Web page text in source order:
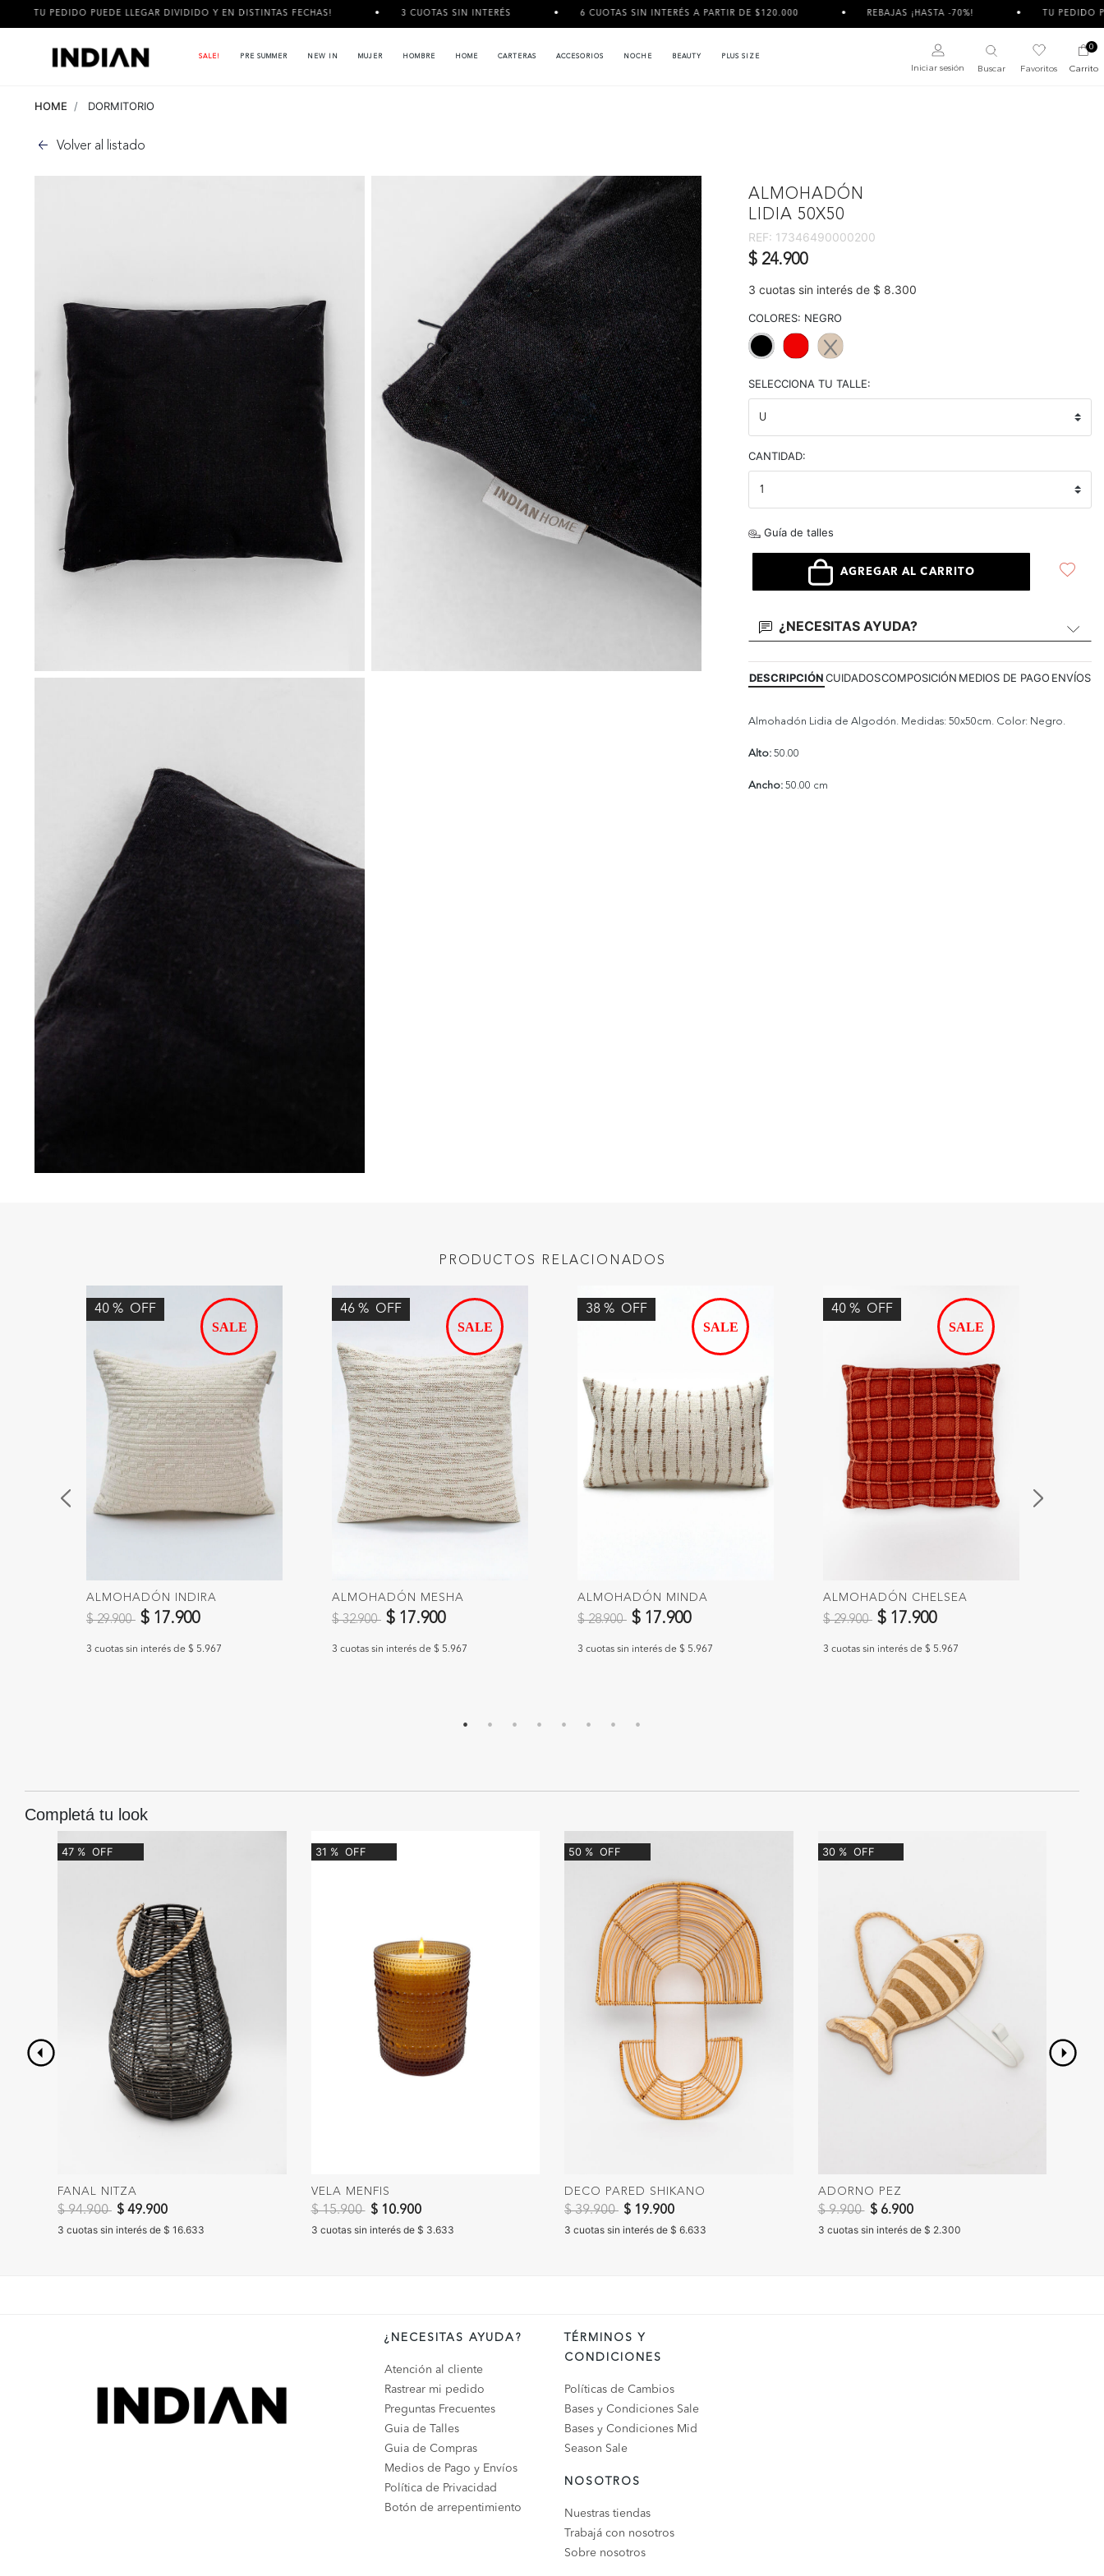
PUEDE LLEGAR DIVIDIDO Y EN DISTINTAS FECHAS! 3 CUOTAS SIN INTERÉS 6 CUOTAS SIN INTERÉS A PARTIR DE $120.000 REBAJAS ¡HASTA -70%! TU PEDIDO PUEDE LLEGAR
SALE! PRE SUMMER NEW IN MUJER HOMBRE HOME CARTERAS ACCESORIOS NOCHE BEAUTY PLUS SIZE
Iniciar sesión Buscar Favoritos
0
Carrito
HOME DORMITORIO
Volver al listado
ALMOHADÓN
LIDIA 50X50
REF: 17346490000200
$ 24.900
3 cuotas sin interés de $ 8.300
COLORES: NEGRO
SELECCIONA TU TALLE:
CANTIDAD:
Guía de talles
AGREGAR AL CARRITO
¿NECESITAS AYUDA?
DESCRIPCIÓNCUIDADOSCOMPOSICIÓN MEDIOS DE PAGO ENVÍOS
Almohadón Lidia de Algodón. Medidas: 50x50cm. Color: Negro.
Alto: 50.00
Ancho: 50.00 cm
PRODUCTOS RELACIONADOS
40 % OFF
ALMOHADÓN INDIRA
Precio reducido de
$ 29.900 a$ 17.900
3 cuotas sin interés de $ 5.967
46 % OFF
ALMOHADÓN MESHA
Precio reducido de
$ 32.900 a$ 17.900
3 cuotas sin interés de $ 5.967
38 % OFF
ALMOHADÓN MINDA
Precio reducido de
$ 28.900 a$ 17.900
3 cuotas sin interés de $ 5.967
40 % OFF
ALMOHADÓN CHELSEA
Precio reducido de
$ 29.900 a$ 17.900
3 cuotas sin interés de $ 5.967
Completá tu look
47 % OFF
FANAL NITZA
Precio reducido de
$ 94.900a$ 49.900
3 cuotas sin interés de $ 16.633
31 % OFF
VELA MENFIS
Precio reducido de
$ 15.900a$ 10.900
3 cuotas sin interés de $ 3.633
50 % OFF
DECO PARED SHIKANO
Precio reducido de
$ 39.900a$ 19.900
3 cuotas sin interés de $ 6.633
30 % OFF
ADORNO PEZ
Precio reducido de
$ 9.900a$ 6.900
3 cuotas sin interés de $ 2.300
¿NECESITAS AYUDA?
Atención al cliente
Rastrear mi pedido
Preguntas Frecuentes
Guia de Talles
Guia de Compras
Medios de Pago y Envíos
Política de Privacidad
Botón de arrepentimiento
TÉRMINOS Y
CONDICIONES
Políticas de Cambios
Bases y Condiciones Sale
Bases y Condiciones Mid
Season Sale
NOSOTROS
Nuestras tiendas
Trabajá con nosotros
Sobre nosotros